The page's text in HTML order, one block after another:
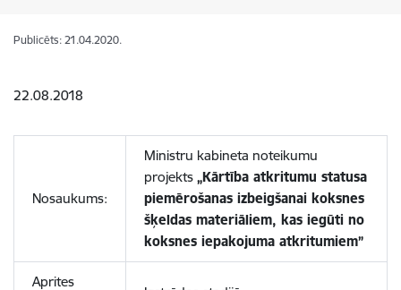
Publicēts: 21.04.2020.
22.08.2018
Nosaukums:
Ministru kabineta noteikumu
projekts „Kārtība atkritumu statusa
piemērošanas izbeigšanai koksnes
šķeldas materiāliem, kas iegūti no
koksnes iepakojuma atkritumiem”
Aprites